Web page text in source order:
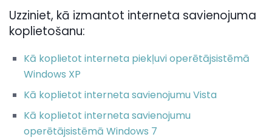
Uzziniet, kā izmantot interneta savienojuma
koplietošanu:
Kā koplietot interneta piekļuvi operētājsistēmā
Windows XP
Kā koplietot interneta savienojumu Vista
Kā koplietot interneta savienojumu
operētājsistēmā Windows 7